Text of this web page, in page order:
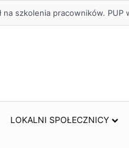
na szkolenia pracowników.
LOKALNI SPOŁECZNICY